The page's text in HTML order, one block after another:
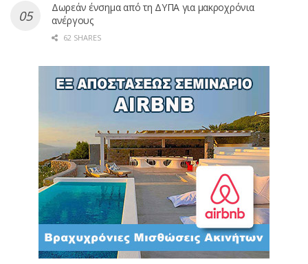
Δωρεάν ένσημα από τη ΔΥΠΑ για μακροχρόνια
ανέργους
62 SHARES